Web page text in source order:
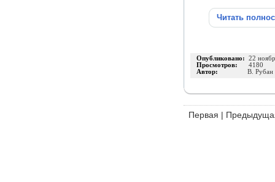
Читать
Опубликовано: 22
Просмотров: 4180
Автор: В. Рубан
Первая |